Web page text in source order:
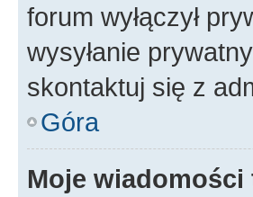
forum wyłączył
wysyłanie
skontaktuj się z
Góra
Moje wiadomości